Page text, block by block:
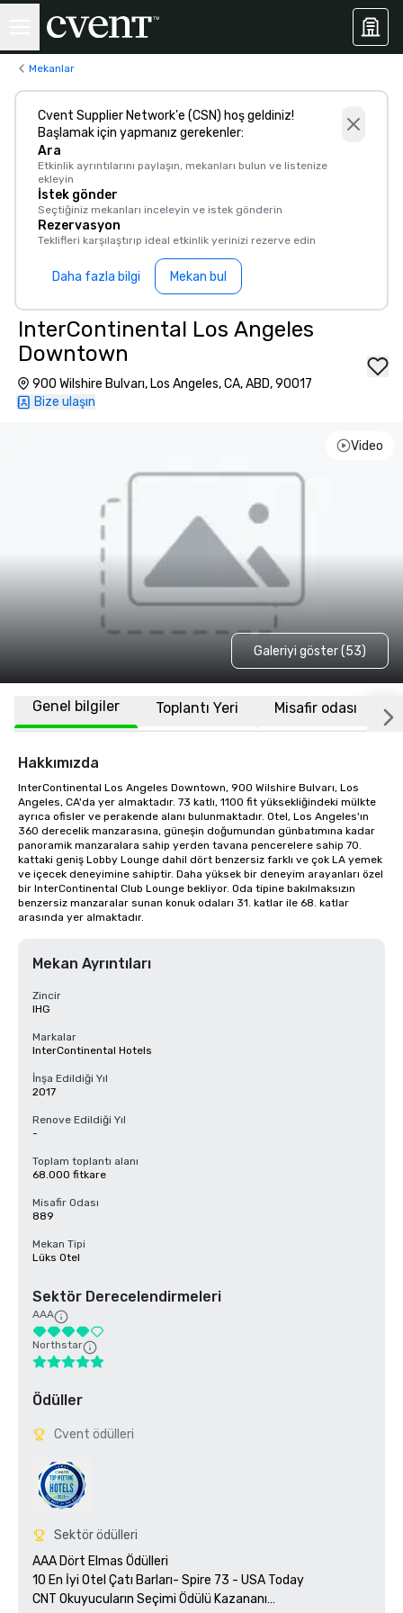
Mekanlar
Cvent Supplier Network'e (CSN) hoş geldiniz!
Başlamak için yapmanız gerekenler:
Ara
Etkinlik ayrıntılarını paylaşın, mekanları bulun ve listenize
ekleyin
İstek gönder
Seçtiğiniz mekanları inceleyin ve istek gönderin
Rezervasyon
Teklifleri karşılaştırıp ideal etkinlik yerinizi rezerve edin
Daha fazla bilgi Mekan bul
InterContinental Los Angeles
Downtown
900 Wilshire Bulvarı, Los Angeles, CA, ABD, 90017
Bize ulaşın
Video
Galeriyi göster (53)
Genel bilgiler Toplantı Yeri Misafir odası
Hakkımızda
InterContinental Los Angeles Downtown, 900 Wilshire Bulvarı, Los
Angeles, CA'da yer almaktadır. 73 katlı, 1100 fit yüksekliğindeki mülkte
ayrıca ofisler ve perakende alanı bulunmaktadır. Otel, Los Angeles'ın
360 derecelik manzarasına, güneşin doğumundan günbatımına kadar
panoramik manzaralara sahip yerden tavana pencerelere sahip 70.
kattaki geniş Lobby Lounge dahil dört benzersiz farklı ve çok LA yemek
ve içecek deneyimine sahiptir. Daha yüksek bir deneyim arayanları özel
bir InterContinental Club Lounge bekliyor. Oda tipine bakılmaksızın
benzersiz manzaralar sunan konuk odaları 31. katlar ile 68. katlar
arasında yer almaktadır.
Mekan Ayrıntıları
Zincir
IHG
Markalar
InterContinental Hotels
İnşa Edildiği Yıl
2017
Renove Edildiği Yıl
-
Toplam toplantı alanı
68.000 fitkare
Misafir Odası
889
Mekan Tipi
Lüks Otel
Sektör Derecelendirmeleri
AAA
Northstar
Ödüller
Cvent ödülleri
Sektör ödülleri
AAA Dört Elmas Ödülleri
10 En İyi Otel Çatı Barları- Spire 73 - USA Today
CNT Okuyucuların Seçimi Ödülü Kazananı